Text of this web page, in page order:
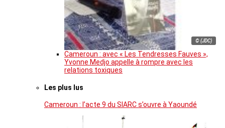
© (JDC)
Cameroun : avec « Les Tendresses Fauves »,
Yvonne Medjo appelle à rompre avec les
relations toxiques
Les plus lus
Cameroun : l’acte 9 du SIARC s’ouvre à Yaoundé